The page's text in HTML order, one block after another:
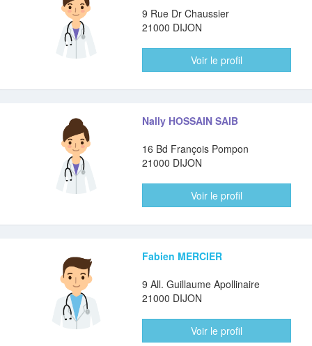
9 Rue Dr Chaussier
21000 DIJON
Voir le profil
Nally HOSSAIN SAIB
16 Bd François Pompon
21000 DIJON
Voir le profil
Fabien MERCIER
9 All. Guillaume Apollinaire
21000 DIJON
Voir le profil